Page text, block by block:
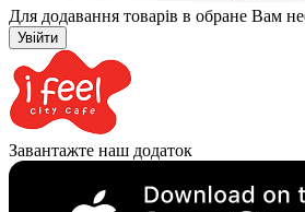
Для додавання товарів в обране Вам
Увійти
Завантажте наш додаток